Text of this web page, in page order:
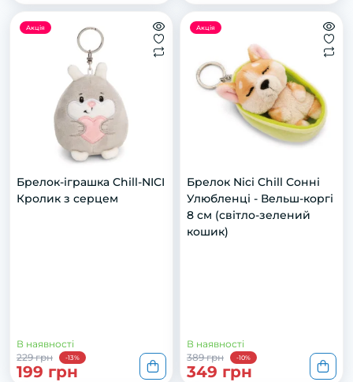
Акція
Брелок-іграшка Chill-NICI
Кролик з серцем
В наявності
229 грн
-13%
199 грн
Акція
Брелок Nici Chill Сонні
Улюбленці - Вельш-коргі
8 см (світло-зелений
кошик)
В наявності
389 грн
-10%
349 грн